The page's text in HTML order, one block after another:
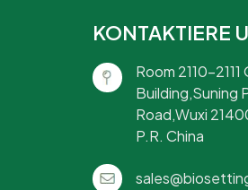
KONTAKTIERE
Room 2110-
Building,Suning
Road,Wuxi
P.R. China